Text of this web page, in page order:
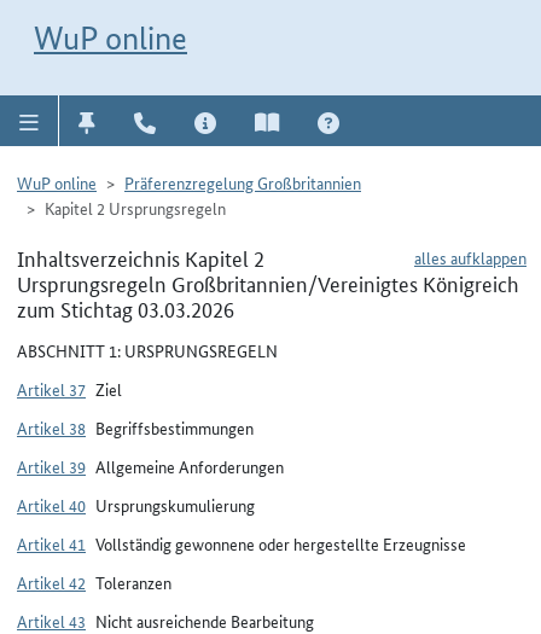
WuP online
WuP online
Präferenzregelung Großbritannien
Kapitel 2 Ursprungsregeln
alles aufklappen
Inhaltsverzeichnis Kapitel 2
Ursprungsregeln Großbritannien/Vereinigtes Königreich
zum Stichtag 03.03.2026
ABSCHNITT 1: URSPRUNGSREGELN
Artikel 37 Ziel
Artikel 38 Begriffsbestimmungen
Artikel 39 Allgemeine Anforderungen
Artikel 40 Ursprungskumulierung
Artikel 41 Vollständig gewonnene oder hergestellte Erzeugnisse
Artikel 42 Toleranzen
Artikel 43 Nicht ausreichende Bearbeitung